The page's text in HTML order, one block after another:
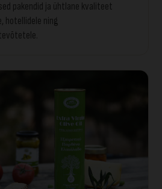
pakendid ja ühtlane kvaliteet
hotellidele ning